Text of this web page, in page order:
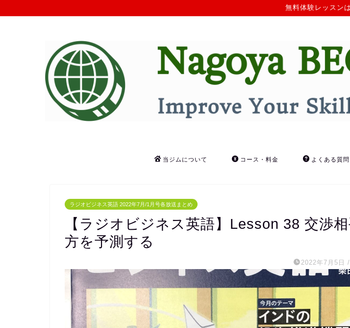
無料体験レッスン
当ジムについて コース・料金 よくある質問
ラジオビジネス英語 2022年7月/1月号各放送まとめ
【ラジオビジネス英語】Lesson 38 交渉
方を予測する
2022年7月5日 /